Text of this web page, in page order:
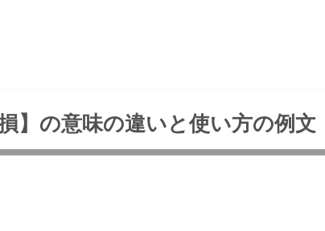
】の意味の違いと使い方の例文